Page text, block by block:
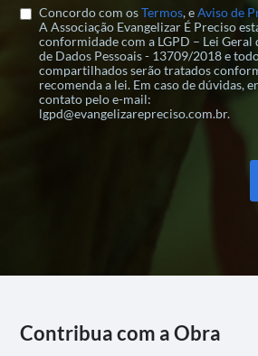
Concordo com osTermos, eAviso de
A Associação Evangelizar É Preciso
conformidade com a LGPD – Lei Geral
de Dados Pessoais - 13709/2018 e
compartilhados serão tratados
recomenda a lei. Em caso de dúvidas,
contato pelo e-mail:
lgpd@evangelizarepreciso.com.br.
Contribua com a Obra